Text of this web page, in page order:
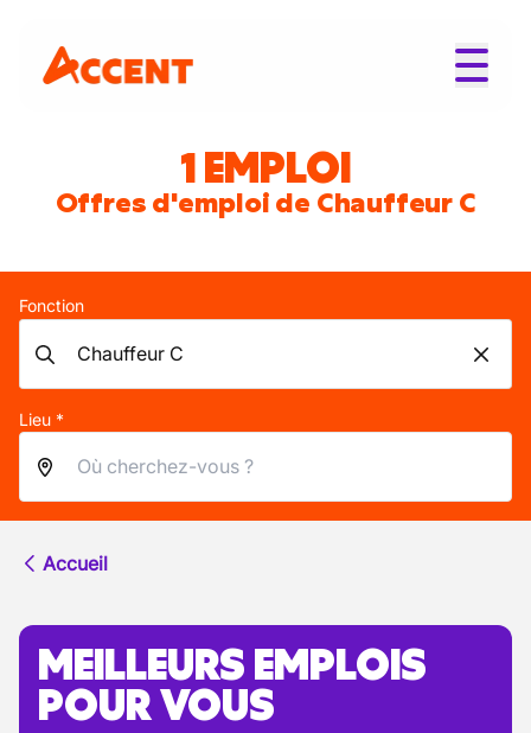
1 EMPLOI
Offres d'emploi de Chauffeur C
Fonction
Lieu *
Accueil
MEILLEURS EMPLOIS
POUR VOUS